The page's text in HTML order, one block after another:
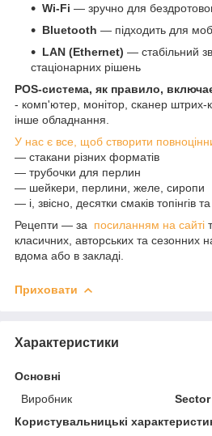
Wi-Fi — зручно для
Bluetooth — підходить для
LAN (Ethernet) — стабільний
стаціонарних рішень
POS-система, як правило,
- комп'ютер, монітор, сканер штрих-
інше обладнання.
У нас є все, щоб створити
— стакани різних форматів
— трубочки для перлин
— шейкери, перлини, желе, сиропи
— і, звісно, десятки смаків топінгів
Рецепти — за посиланням на сайті
класичних, авторських та сезонних
вдома або в закладі.
Приховати
Характеристики
Основні
Виробник
Sector
Користувальницькі